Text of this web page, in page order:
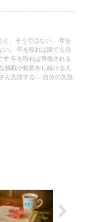
と、そうではない。 年を
い。 年を取れば誰でも自
す 年を取れば尊敬される
挑戦や勉強をし続ける人
ん失敗する… 自分の失敗